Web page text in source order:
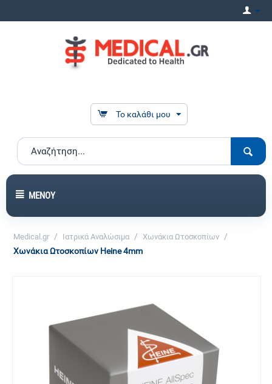
Το καλάθι μου
ΜΕΝΟΎ
Medical.gr / Ιατρικά Αναλώσιμα / Χωνάκια Ωτοσκοπίων /
Χωνάκια Ωτοσκοπίων Heine 4mm